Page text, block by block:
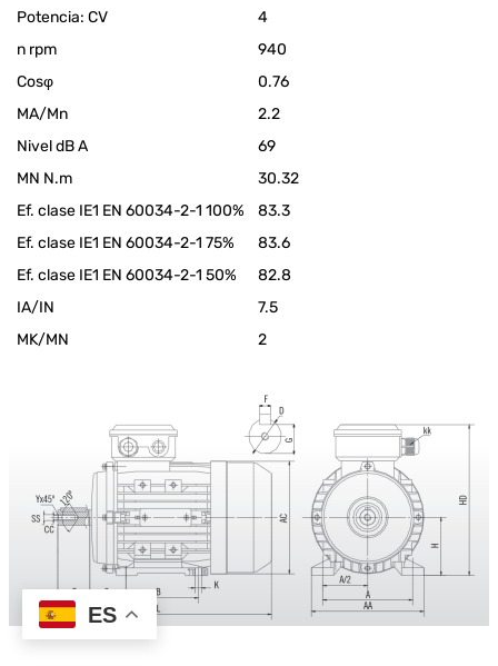
Potencia: CV
4
n rpm
940
Cosφ
0.76
MA/Mn
2.2
Nivel dB A
69
MN N.m
30.32
Ef. clase IE1 EN 60034-2-1 100%
83.3
Ef. clase IE1 EN 60034-2-1 75%
83.6
Ef. clase IE1 EN 60034-2-1 50%
82.8
IA/IN
7.5
MK/MN
2
ES